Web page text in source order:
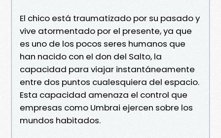
El chico está traumatizado por su pasado y
vive atormentado por el presente, ya que
es uno de los pocos seres humanos que
han nacido con el don del Salto, la
capacidad para viajar instantáneamente
entre dos puntos cualesquiera del espacio.
Esta capacidad amenaza el control que
empresas como Umbrai ejercen sobre los
mundos habitados.